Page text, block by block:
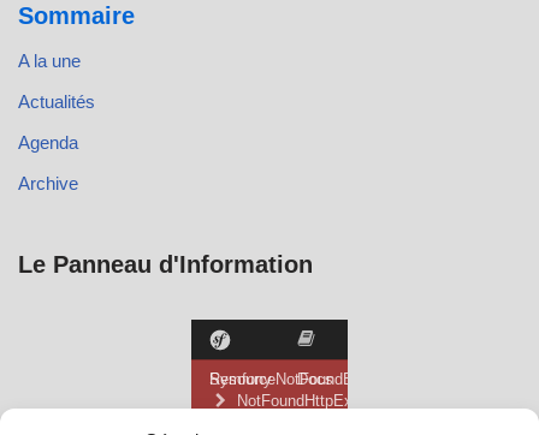
Sommaire
A la une
Actualités
Agenda
Archive
Le Panneau d'Information